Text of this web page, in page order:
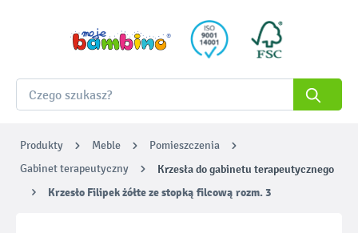
Produkty Meble
Pomieszczenia
Gabinet terapeutyczny
Krzesła do gabinetu terapeutycznego
Krzesło Filipek żółte ze stopką filcową rozm. 3